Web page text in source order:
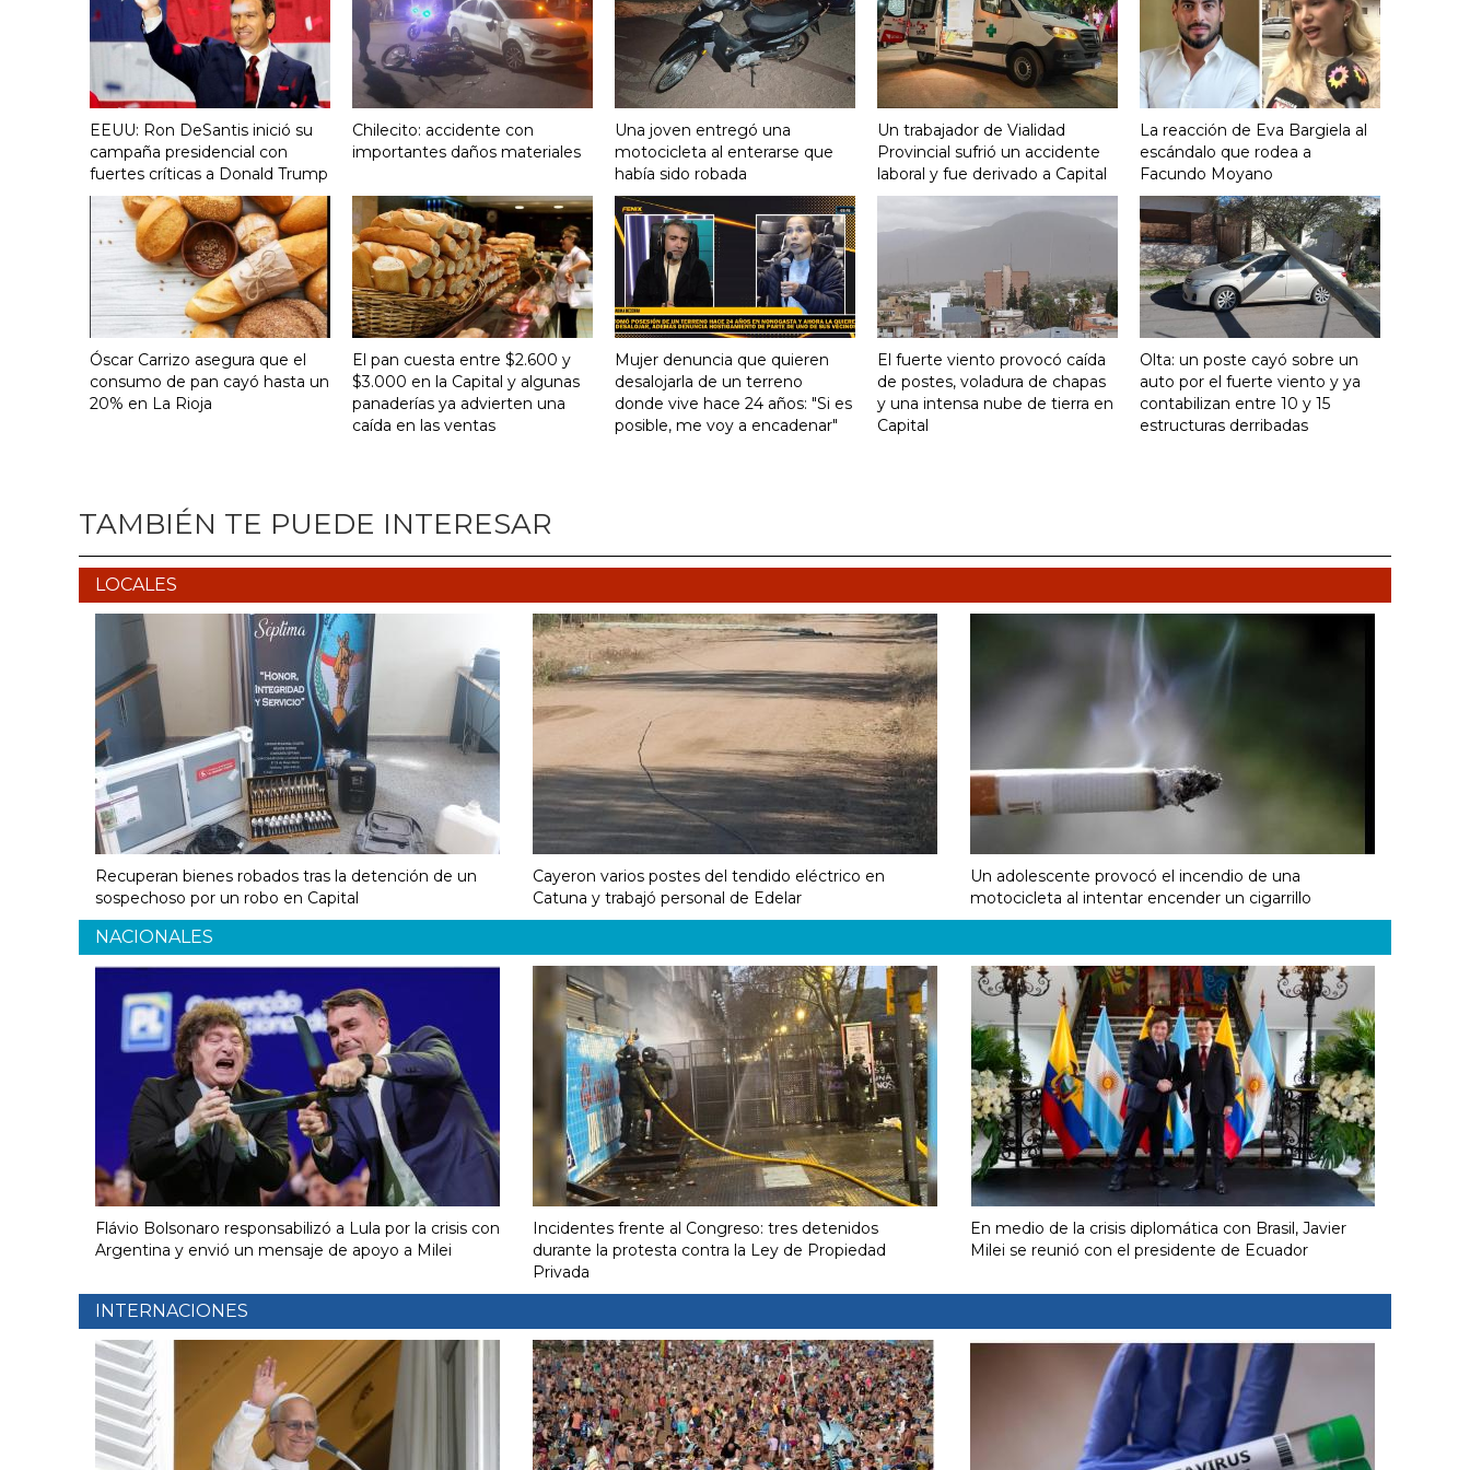
EEUU: Ron DeSantis inició su
campaña presidencial con
fuertes críticas a Donald Trump
Chilecito: accidente con
importantes daños materiales
Una joven entregó una
motocicleta al enterarse que
había sido robada
Un trabajador de Vialidad
Provincial sufrió un accidente
laboral y fue derivado a Capital
La reacción de Eva Bargiela al
escándalo que rodea a
Facundo Moyano
Óscar Carrizo asegura que el
consumo de pan cayó hasta un
20% en La Rioja
El pan cuesta entre $2.600 y
$3.000 en la Capital y algunas
panaderías ya advierten una
caída en las ventas
Mujer denuncia que quieren
desalojarla de un terreno
donde vive hace 24 años: "Si es
posible, me voy a encadenar"
El fuerte viento provocó caída
de postes, voladura de chapas
y una intensa nube de tierra en
Capital
Olta: un poste cayó sobre un
auto por el fuerte viento y ya
contabilizan entre 10 y 15
estructuras derribadas
TAMBIÉN TE PUEDE INTERESAR
LOCALES
Recuperan bienes robados tras la detención de un
sospechoso por un robo en Capital
Cayeron varios postes del tendido eléctrico en
Catuna y trabajó personal de Edelar
Un adolescente provocó el incendio de una
motocicleta al intentar encender un cigarrillo
NACIONALES
Flávio Bolsonaro responsabilizó a Lula por la crisis con
Argentina y envió un mensaje de apoyo a Milei
Incidentes frente al Congreso: tres detenidos
durante la protesta contra la Ley de Propiedad
Privada
En medio de la crisis diplomática con Brasil, Javier
Milei se reunió con el presidente de Ecuador
INTERNACIONES